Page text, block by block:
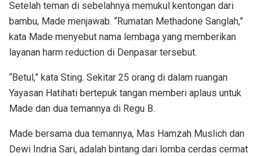
Setelah teman di sebelahnya memukul kentongan dari
bambu, Made menjawab. “Rumatan Methadone Sanglah,”
kata Made menyebut nama lembaga yang memberikan
layanan harm reduction di Denpasar tersebut.
“Betul,” kata Sting. Sekitar 25 orang di dalam ruangan
Yayasan Hatihati bertepuk tangan memberi aplaus untuk
Made dan dua temannya di Regu B.
Made bersama dua temannya, Mas Hamzah Muslich dan
Dewi Indria Sari, adalah bintang dari lomba cerdas cermat